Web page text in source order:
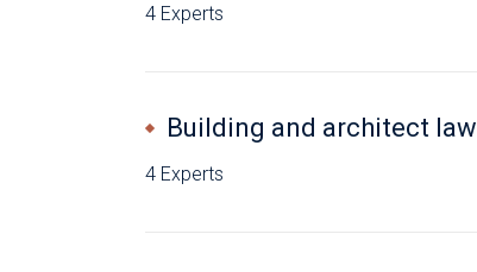
4 Experts
Building and architect law
4 Experts